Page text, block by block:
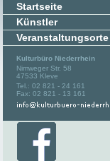
Startseite
Künstler
Veranstaltungsorte
Kulturbüro Niederrhein
Nimweger Str. 58
47533 Kleve
Tel.: 02 821 - 24 161
Fax: 02 821 - 13 161